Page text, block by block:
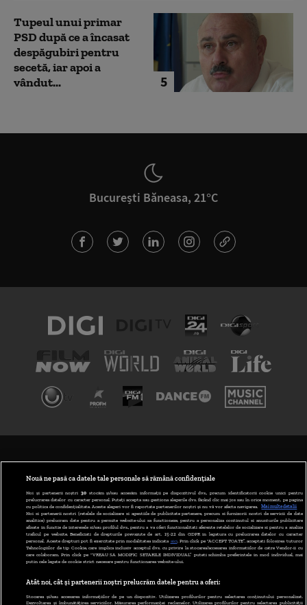
5
Tupeul unui primar
PSD după ce a încasat
despăgubiri pentru
secetă, iar apoi a
vândut...
București Băneasa, 21°C
ABONARE DIGI TV
GESTIONAȚI PREFERINȚELE
CODUL DIGI24
CAMERE WEB
CONTACT/INFO
Nouă ne pasă ca datele tale personale să rămână confidențiale
Noi și partenerii noștri 30stocăm și/sau accesăm informații pe dispozitivul dvs., precum identificatorii cookie unici pentru
prelucrarea datelor cu caracter personal. Puteți accepta sau gestiona alegerile dvs. făcând clic mai jos sau în orice moment, pe pagina
cu politica de confidențialitate. Aceste alegeri vor fi raportate partenerilor noștri și nu vă vor afecta navigarea.
Mai multe detalii
Noi si partenerii nostri (retelele de socializare si agentiile de publicitate partenere, precum si furnizorii nostri de servicii de date
analitice) prelucram date pentru a permite website-ului sa functioneze, pentru a personaliza continutul si anunturile publicitare
afisate in functie de interesele si/sau profilul dvs., pentru a va oferi functionalitati aferente retelelor de socializare si pentru a analiza
traficul pe website. Beneficiati de drepturile prevazute de art. 15-22 din GDPR in legatura cu prelucrarea datelor cu caracter
personal. Aceste drepturi pot fi exercitate prin modalitatea indicata aici. Prin click pe “ACCEPT TOATE”, acceptati folosirea tuturor
Tehnologiilor de tip Cookie, care implica inclusiv acceptul dvs. cu privire la stocarea/accesarea informatiilor de catre Vendor-ii cu
care colaboram. Prin click pe “VREAU SA MODIFIC SETARILE INDIVIDUAL” puteti schimba preferintele in mod individual, mai
putin cele legate de cookie strict necesare pentru functionarea website-ului.
Atât noi, cât și partenerii noștri prelucrăm datele pentru a oferi:
Stocarea și/sau accesarea informațiilor de pe un dispozitiv. Utilizarea profilurilor pentru selectarea conținutului personalizat.
Dezvoltarea și îmbunătățirea serviciilor. Măsurarea performanței reclamelor. Utilizarea profilurilor pentru selectarea publicității